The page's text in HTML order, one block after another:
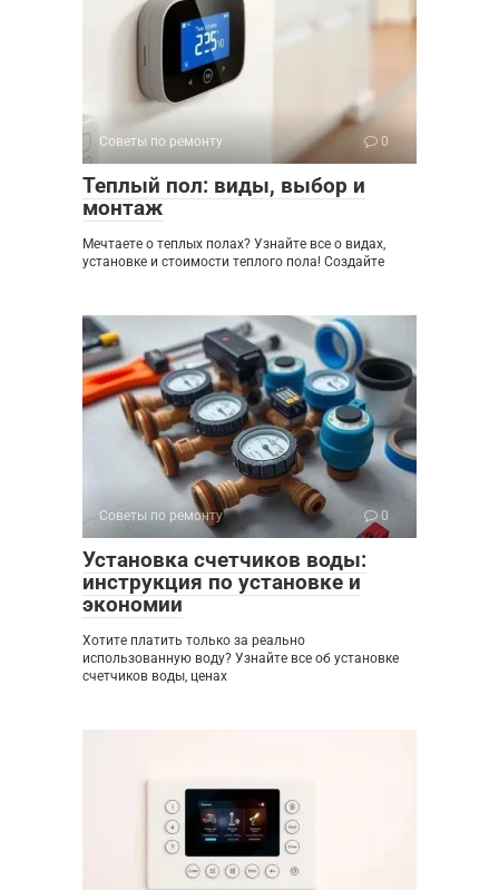
Советы по ремонту 0
Теплый пол: виды, выбор и
монтаж
Мечтаете о теплых полах? Узнайте все о видах,
установке и стоимости теплого пола! Создайте
Советы по ремонту 0
Установка счетчиков воды:
инструкция по установке и
экономии
Хотите платить только за реально
использованную воду? Узнайте все об установке
счетчиков воды, ценах